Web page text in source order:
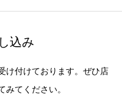
込み
け付けております。ぜひ店
みてください。